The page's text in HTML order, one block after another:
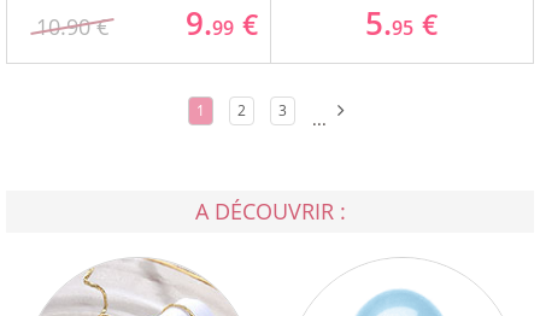
10.90 € 9.99 € 5.95 €
1 2 3 ...
A DÉCOUVRIR :